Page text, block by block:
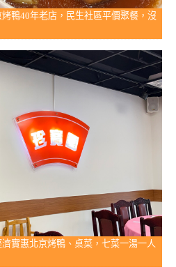
鴨40年老店，民生社區平價聚餐，沒
實惠北京烤鴨、桌菜，七菜一湯一人